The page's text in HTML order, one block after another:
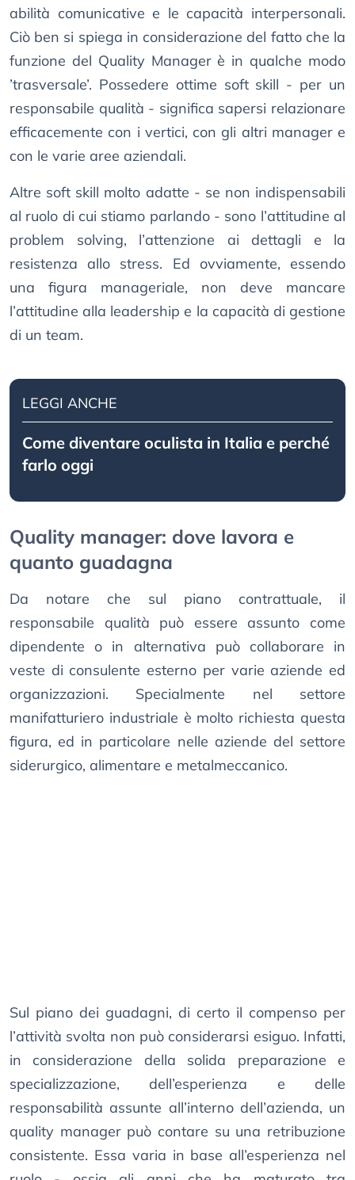
abilità comunicative e le capacità interpersonali.
Ciò ben si spiega in considerazione del fatto che la
funzione del Quality Manager è in qualche modo
’trasversale’. Possedere ottime soft skill - per un
responsabile qualità - significa sapersi relazionare
efficacemente con i vertici, con gli altri manager e
con le varie aree aziendali.
Altre soft skill molto adatte - se non indispensabili
al ruolo di cui stiamo parlando - sono l’attitudine al
problem solving, l’attenzione ai dettagli e la
resistenza allo stress. Ed ovviamente, essendo
una figura manageriale, non deve mancare
l’attitudine alla leadership e la capacità di gestione
di un team.
LEGGI ANCHE
Come diventare oculista in Italia e perché
farlo oggi
Quality manager: dove lavora e
quanto guadagna
Da notare che sul piano contrattuale, il
responsabile qualità può essere assunto come
dipendente o in alternativa può collaborare in
veste di consulente esterno per varie aziende ed
organizzazioni. Specialmente nel settore
manifatturiero industriale è molto richiesta questa
figura, ed in particolare nelle aziende del settore
siderurgico, alimentare e metalmeccanico.
Sul piano dei guadagni, di certo il compenso per
l’attività svolta non può considerarsi esiguo. Infatti,
in considerazione della solida preparazione e
specializzazione, dell’esperienza e delle
responsabilità assunte all’interno dell’azienda, un
quality manager può contare su una retribuzione
consistente. Essa varia in base all’esperienza nel